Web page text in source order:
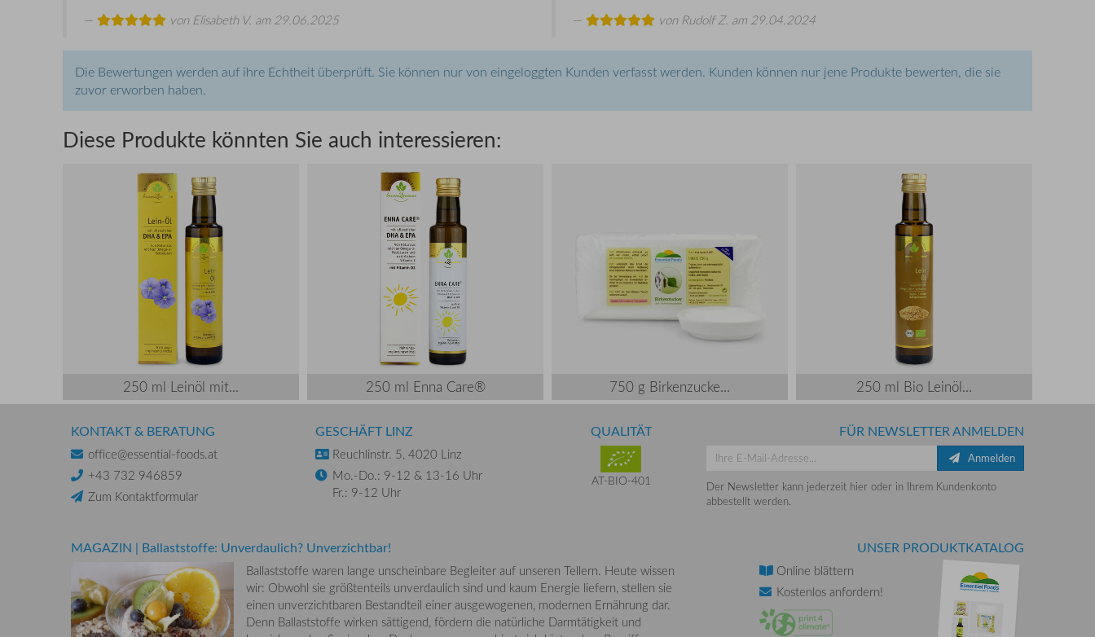
von Elisabeth V. am 29.06.2025
von Rudolf Z. am 29.04.2024
Die Bewertungen werden auf ihre Echtheit überprüft. Sie können nur von eingeloggten Kunden verfasst werden. Kunden können nur jene Produkte bewerten, die sie
zuvor erworben haben.
Diese Produkte könnten Sie auch interessieren:
250 ml Leinöl mit... 250 ml Enna Care® 750 g Birkenzucke... 250 ml Bio Leinöl...
KONTAKT & BERATUNG
office@essential-foods.at
+43 732 946859
Zum Kontaktformular
GESCHÄFT LINZ
Reuchlinstr. 5, 4020 Linz
Mo.-Do.: 9-12 & 13-16 Uhr
Fr.: 9-12 Uhr
QUALITÄT
AT-BIO-401
FÜR NEWSLETTER ANMELDEN
Anmelden
Der Newsletter kann jederzeit hier oder in Ihrem Kundenkonto
abbestellt werden.
MAGAZIN | Ballaststoffe: Unverdaulich? Unverzichtbar!
Ballaststoffe waren lange unscheinbare Begleiter auf unseren Tellern. Heute wissen
wir: Obwohl sie größtenteils unverdaulich sind und kaum Energie liefern, stellen sie
einen unverzichtbaren Bestandteil einer ausgewogenen, modernen Ernährung dar.
Denn Ballaststoffe wirken sättigend, fördern die natürliche Darmtätigkeit und
UNSER PRODUKTKATALOG
Online blättern
Kostenlos anfordern!